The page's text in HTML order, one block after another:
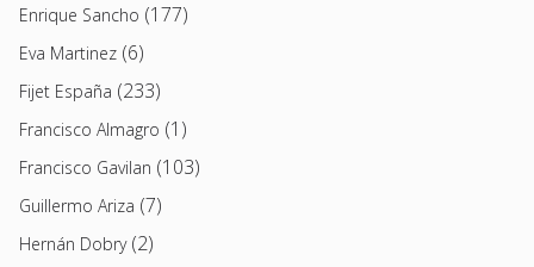
Enrique Sancho (177)
Eva Martinez (6)
Fijet España (233)
Francisco Almagro (1)
Francisco Gavilan (103)
Guillermo Ariza (7)
Hernán Dobry(2)